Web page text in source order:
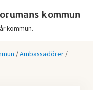
kommun
kommun.
/Ambassadörer /